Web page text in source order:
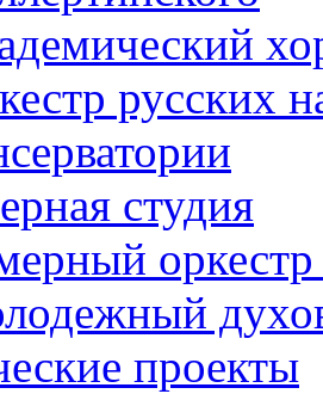
русских
студия
оркестр
проекты